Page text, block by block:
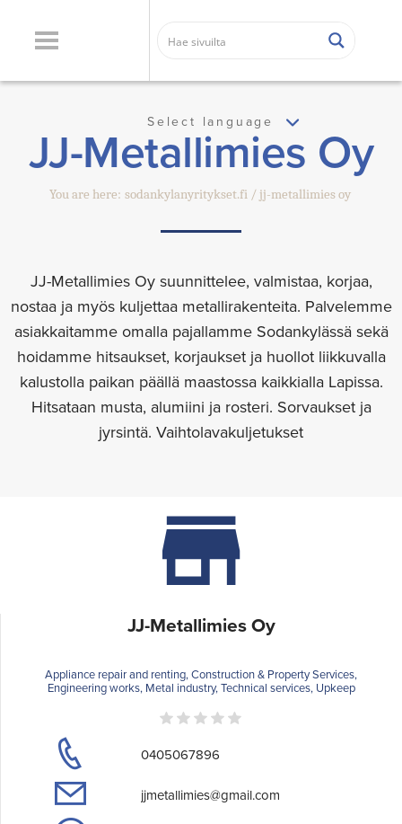
Select language
JJ-Metallimies Oy
You are here: sodankylanyritykset.fi jj-metallimies oy
JJ-Metallimies Oy suunnittelee, valmistaa, korjaa,
nostaa ja myös kuljettaa metallirakenteita. Palvelemme
asiakkaitamme omalla pajallamme Sodankylässä sekä
hoidamme hitsaukset, korjaukset ja huollot liikkuvalla
kalustolla paikan päällä maastossa kaikkialla Lapissa.
Hitsataan musta, alumiini ja rosteri. Sorvaukset ja
jyrsintä. Vaihtolavakuljetukset
JJ-Metallimies Oy
Appliance repair and renting, Construction & Property Services,
Engineering works, Metal industry, Technical services, Upkeep
0405067896
jjmetallimies@gmail.com